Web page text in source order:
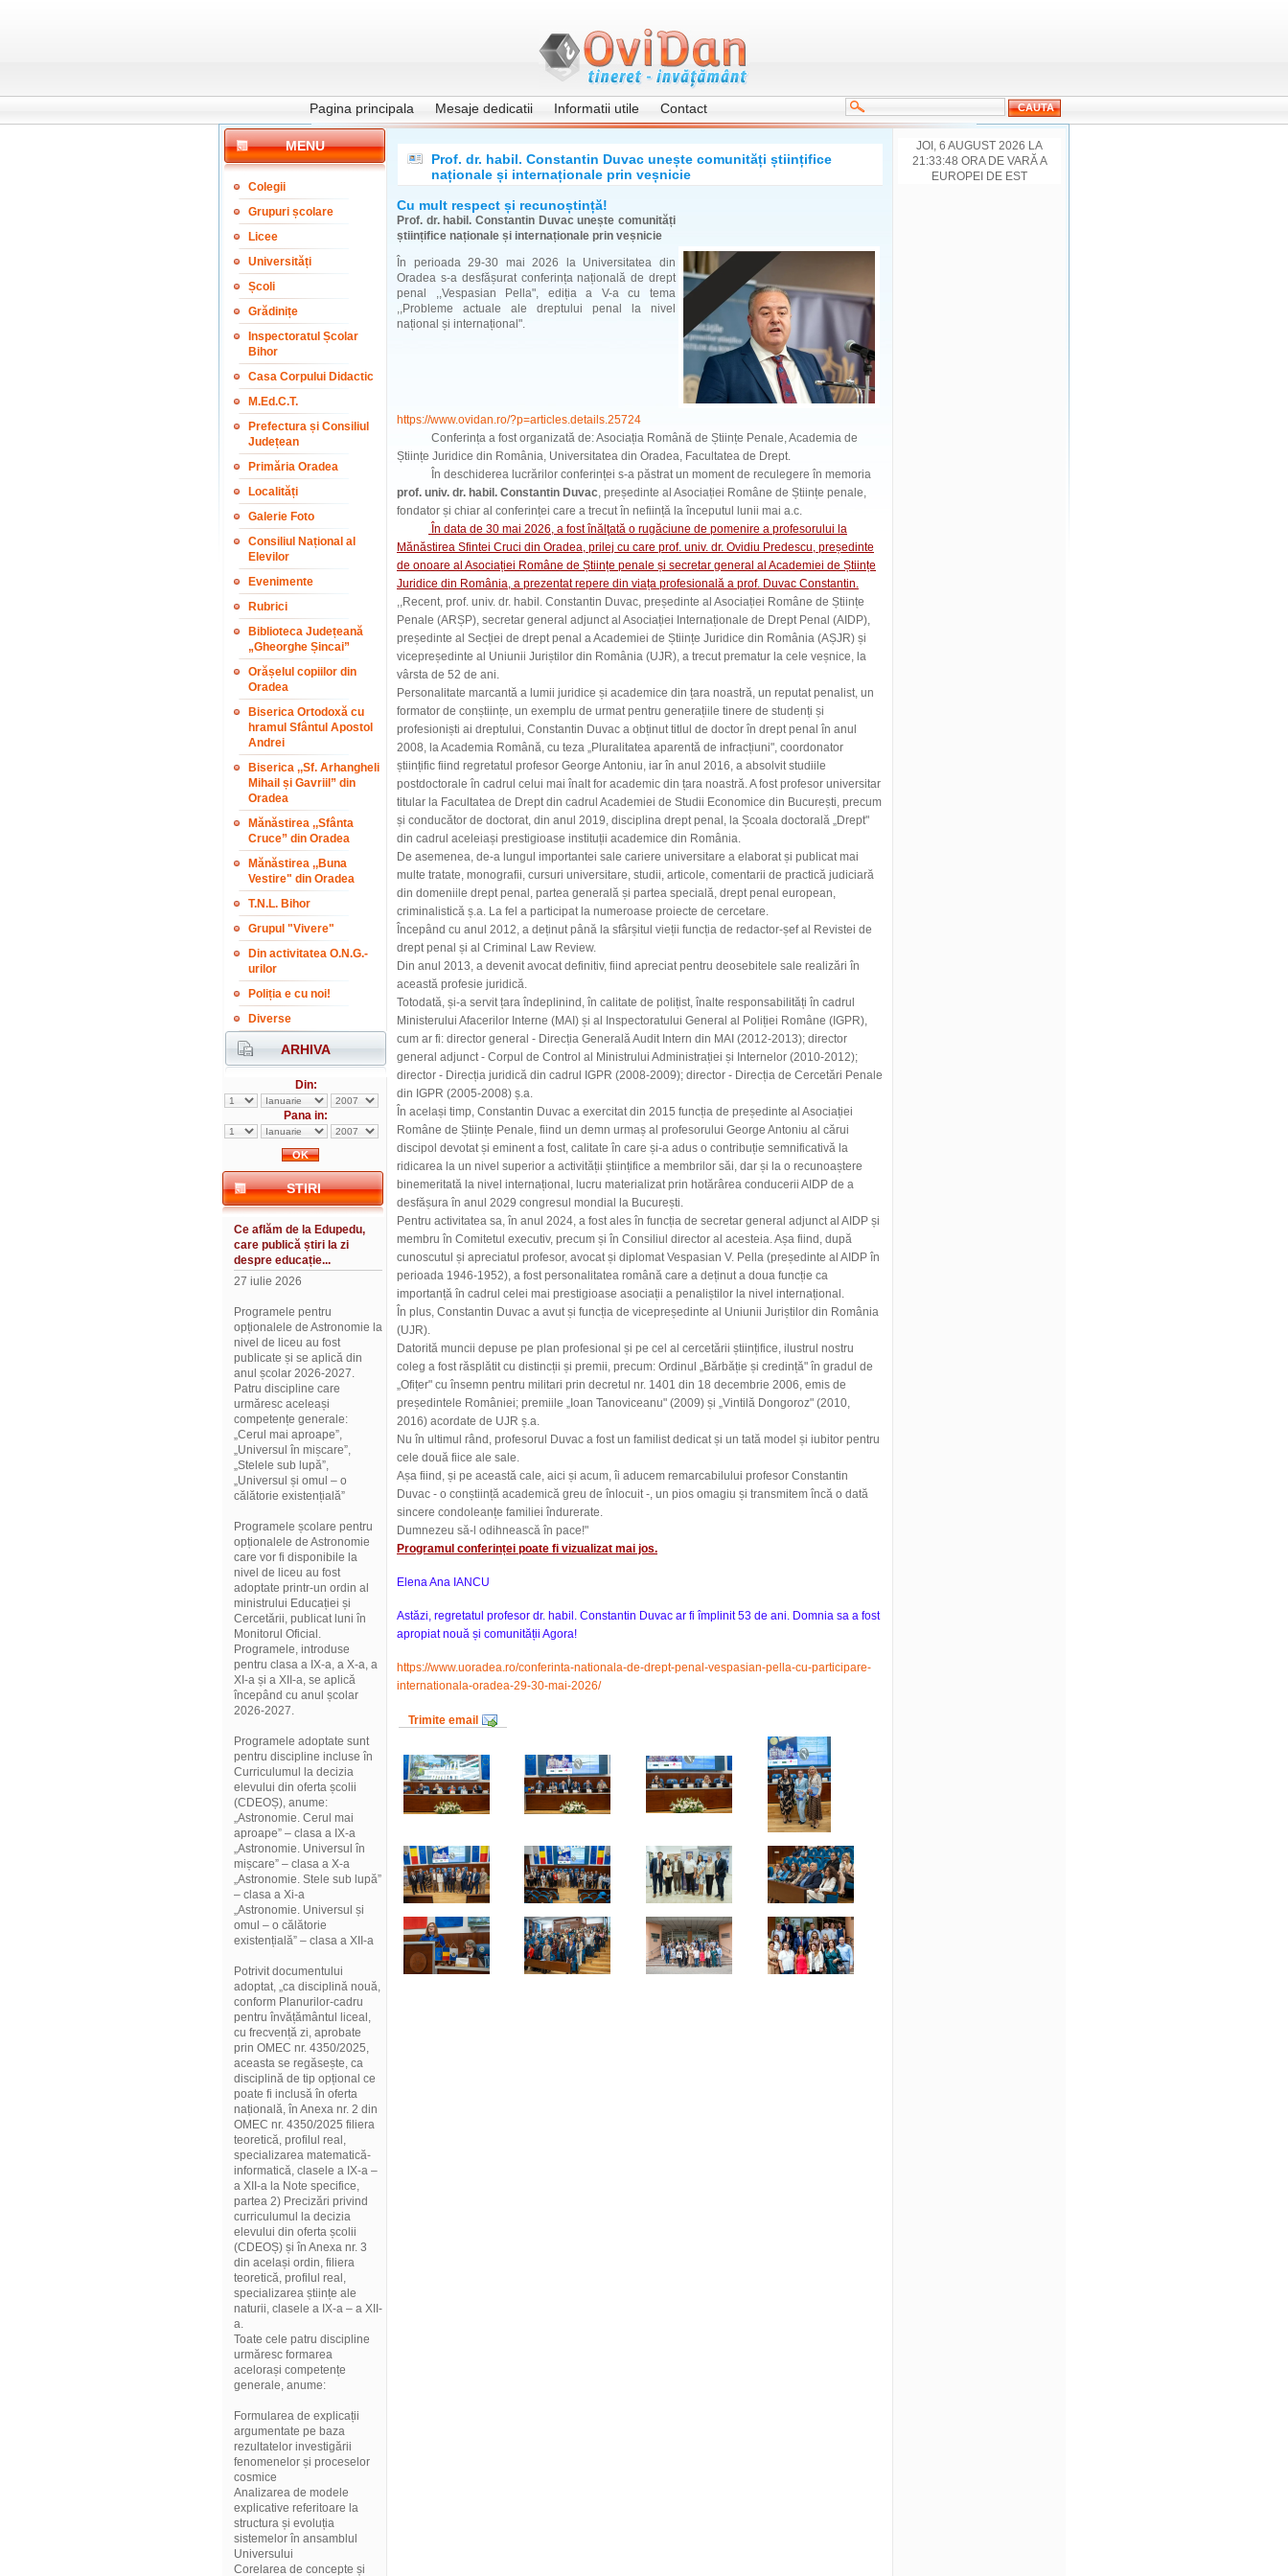
Pagina principala Mesaje dedicatii Informatii utile Contact
MENU
Colegii
Grupuri școlare
Licee
Universități
Școli
Grădinițe
Inspectoratul Școlar
Bihor
Casa Corpului Didactic
M.Ed.C.T.
Prefectura și Consiliul
Județean
Primăria Oradea
Localități
Galerie Foto
Consiliul Național al
Elevilor
Evenimente
Rubrici
Biblioteca Județeană
„Gheorghe Șincai”
Orășelul copiilor din
Oradea
Biserica Ortodoxă cu
hramul Sfântul Apostol
Andrei
Biserica ,,Sf. Arhangheli
Mihail și Gavriil” din
Oradea
Mănăstirea ,,Sfânta
Cruce” din Oradea
Mănăstirea ,,Buna
Vestire" din Oradea
T.N.L. Bihor
Grupul "Vivere"
Din activitatea O.N.G.-
urilor
Poliția e cu noi!
Diverse
ARHIVA
Din:
Pana in:
STIRI
Ce aflăm de la Edupedu,
care publică știri la zi
despre educație...
27 iulie 2026
Programele pentru
opționalele de Astronomie la
nivel de liceu au fost
publicate și se aplică din
anul școlar 2026-2027.
Patru discipline care
urmăresc aceleași
competențe generale:
„Cerul mai aproape”,
„Universul în mișcare”,
„Stelele sub lupă”,
„Universul și omul – o
călătorie existențială”
Programele școlare pentru
opționalele de Astronomie
care vor fi disponibile la
nivel de liceu au fost
adoptate printr-un ordin al
ministrului Educației și
Cercetării, publicat luni în
Monitorul Oficial.
Programele, introduse
pentru clasa a IX-a, a X-a, a
XI-a și a XII-a, se aplică
începând cu anul școlar
2026-2027.
Programele adoptate sunt
pentru discipline incluse în
Curriculumul la decizia
elevului din oferta școlii
(CDEOȘ), anume:
„Astronomie. Cerul mai
aproape” – clasa a IX-a
„Astronomie. Universul în
mișcare” – clasa a X-a
„Astronomie. Stele sub lupă”
– clasa a Xi-a
„Astronomie. Universul și
omul – o călătorie
existențială” – clasa a XII-a
Potrivit documentului
adoptat, „ca disciplină nouă,
conform Planurilor-cadru
pentru învățământul liceal,
cu frecvență zi, aprobate
prin OMEC nr. 4350/2025,
aceasta se regăsește, ca
disciplină de tip opțional ce
poate fi inclusă în oferta
națională, în Anexa nr. 2 din
OMEC nr. 4350/2025 filiera
teoretică, profilul real,
specializarea matematică-
informatică, clasele a IX-a –
a XII-a la Note specifice,
partea 2) Precizări privind
curriculumul la decizia
elevului din oferta școlii
(CDEOȘ) și în Anexa nr. 3
din același ordin, filiera
teoretică, profilul real,
specializarea științe ale
naturii, clasele a IX-a – a XII-
a.
Toate cele patru discipline
urmăresc formarea
acelorași competențe
generale, anume:
Formularea de explicații
argumentate pe baza
rezultatelor investigării
fenomenelor și proceselor
cosmice
Analizarea de modele
explicative referitoare la
structura și evoluția
sistemelor în ansamblul
Universului
Corelarea de concepte și
Prof. dr. habil. Constantin Duvac unește comunități științifice
naționale și internaționale prin veșnicie
Cu mult respect și recunoștință!
Prof. dr. habil. Constantin Duvac unește comunități
științifice naționale și internaționale prin veșnicie
În perioada 29-30 mai 2026 la Universitatea din
Oradea s-a desfășurat conferința națională de drept
penal ,,Vespasian Pella", ediția a V-a cu tema
,,Probleme actuale ale dreptului penal la nivel
național și internațional".
https://www.ovidan.ro/?p=articles.details.25724
Conferința a fost organizată de: Asociația Română de Științe Penale, Academia de
Științe Juridice din România, Universitatea din Oradea, Facultatea de Drept.
În deschiderea lucrărilor conferinței s-a păstrat un moment de reculegere în memoria
prof. univ. dr. habil. Constantin Duvac, președinte al Asociației Române de Științe penale,
fondator și chiar al conferinței care a trecut în neființă la începutul lunii mai a.c.
În data de 30 mai 2026, a fost înălţată o rugăciune de pomenire a profesorului la
Mănăstirea Sfintei Cruci din Oradea, prilej cu care prof. univ. dr. Ovidiu Predescu, președinte
de onoare al Asociației Române de Științe penale și secretar general al Academiei de Științe
Juridice din România, a prezentat repere din viața profesională a prof. Duvac Constantin.
,,Recent, prof. univ. dr. habil. Constantin Duvac, președinte al Asociației Române de Științe
Penale (ARȘP), secretar general adjunct al Asociației Internaționale de Drept Penal (AIDP),
președinte al Secției de drept penal a Academiei de Științe Juridice din România (AȘJR) și
vicepreședinte al Uniunii Juriștilor din România (UJR), a trecut prematur la cele veșnice, la
vârsta de 52 de ani.
Personalitate marcantă a lumii juridice și academice din țara noastră, un reputat penalist, un
formator de conștiințe, un exemplu de urmat pentru generațiile tinere de studenți și
profesioniști ai dreptului, Constantin Duvac a obținut titlul de doctor în drept penal în anul
2008, la Academia Română, cu teza „Pluralitatea aparentă de infracțiuni", coordonator
științific fiind regretatul profesor George Antoniu, iar în anul 2016, a absolvit studiile
postdoctorale în cadrul celui mai înalt for academic din țara noastră. A fost profesor universitar
titular la Facultatea de Drept din cadrul Academiei de Studii Economice din București, precum
și conducător de doctorat, din anul 2019, disciplina drept penal, la Școala doctorală „Drept"
din cadrul aceleiași prestigioase instituții academice din România.
De asemenea, de-a lungul importantei sale cariere universitare a elaborat și publicat mai
multe tratate, monografii, cursuri universitare, studii, articole, comentarii de practică judiciară
din domeniile drept penal, partea generală și partea specială, drept penal european,
criminalistică ș.a. La fel a participat la numeroase proiecte de cercetare.
Începând cu anul 2012, a deținut până la sfârșitul vieții funcția de redactor-șef al Revistei de
drept penal și al Criminal Law Review.
Din anul 2013, a devenit avocat definitiv, fiind apreciat pentru deosebitele sale realizări în
această profesie juridică.
Totodată, și-a servit țara îndeplinind, în calitate de polițist, înalte responsabilități în cadrul
Ministerului Afacerilor Interne (MAI) și al Inspectoratului General al Poliției Române (IGPR),
cum ar fi: director general - Direcția Generală Audit Intern din MAI (2012-2013); director
general adjunct - Corpul de Control al Ministrului Administrației și Internelor (2010-2012);
director - Direcția juridică din cadrul IGPR (2008-2009); director - Direcția de Cercetări Penale
din IGPR (2005-2008) ș.a.
În același timp, Constantin Duvac a exercitat din 2015 funcția de președinte al Asociației
Române de Științe Penale, fiind un demn urmaș al profesorului George Antoniu al cărui
discipol devotat și eminent a fost, calitate în care și-a adus o contribuție semnificativă la
ridicarea la un nivel superior a activității științifice a membrilor săi, dar și la o recunoaștere
binemeritată la nivel internațional, lucru materializat prin hotărârea conducerii AIDP de a
desfășura în anul 2029 congresul mondial la București.
Pentru activitatea sa, în anul 2024, a fost ales în funcția de secretar general adjunct al AIDP și
membru în Comitetul executiv, precum și în Consiliul director al acesteia. Așa fiind, după
cunoscutul și apreciatul profesor, avocat și diplomat Vespasian V. Pella (președinte al AIDP în
perioada 1946-1952), a fost personalitatea română care a deținut a doua funcție ca
importanță în cadrul celei mai prestigioase asociații a penaliștilor la nivel internațional.
În plus, Constantin Duvac a avut și funcția de vicepreședinte al Uniunii Juriștilor din România
(UJR).
Datorită muncii depuse pe plan profesional și pe cel al cercetării științifice, ilustrul nostru
coleg a fost răsplătit cu distincții și premii, precum: Ordinul „Bărbăție și credință" în gradul de
„Ofițer" cu însemn pentru militari prin decretul nr. 1401 din 18 decembrie 2006, emis de
președintele României; premiile „Ioan Tanoviceanu" (2009) și „Vintilă Dongoroz" (2010,
2016) acordate de UJR ș.a.
Nu în ultimul rând, profesorul Duvac a fost un familist dedicat și un tată model și iubitor pentru
cele două fiice ale sale.
Așa fiind, și pe această cale, aici și acum, îi aducem remarcabilului profesor Constantin
Duvac - o conștiință academică greu de înlocuit -, un pios omagiu și transmitem încă o dată
sincere condoleanțe familiei îndurerate.
Dumnezeu să-l odihnească în pace!"
Programul conferinței poate fi vizualizat mai jos.
Elena Ana IANCU
Astăzi, regretatul profesor dr. habil. Constantin Duvac ar fi împlinit 53 de ani. Domnia sa a fost
apropiat nouă și comunității Agora!
https://www.uoradea.ro/conferinta-nationala-de-drept-penal-vespasian-pella-cu-participare-
internationala-oradea-29-30-mai-2026/
Trimite email
JOI, 6 AUGUST 2026 LA
21:33:48 ORA DE VARĂ A
EUROPEI DE EST